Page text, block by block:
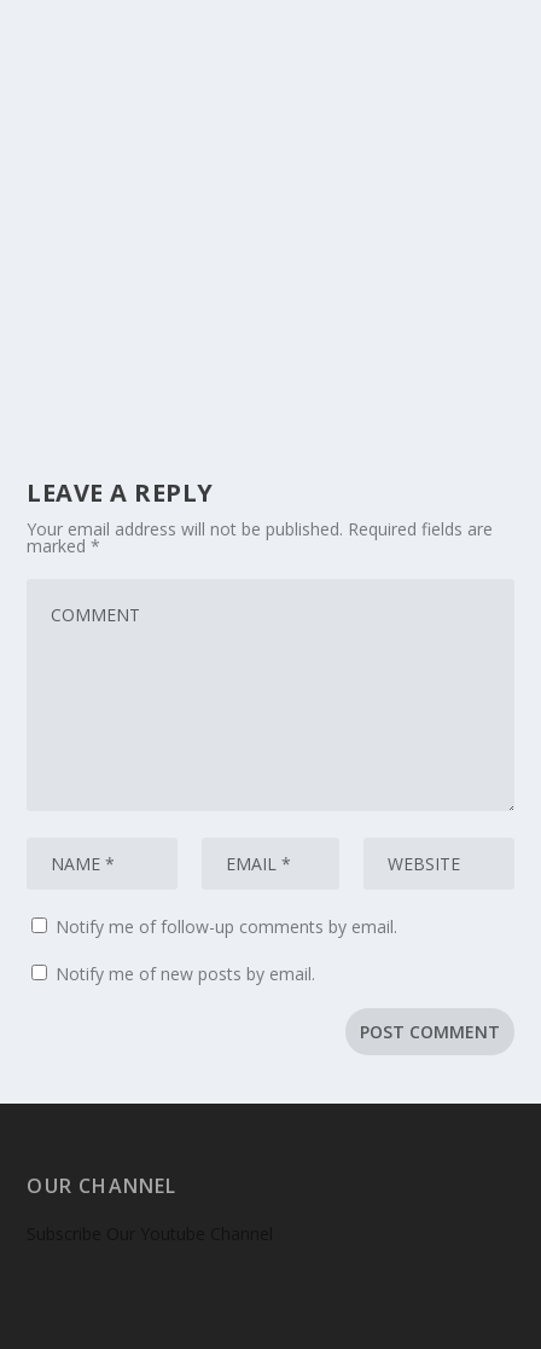
LEAVE A REPLY
Your email address will not be published. Required fields are
marked*
Notify me of follow-up comments by email.
Notify me of new posts by email.
OUR CHANNEL